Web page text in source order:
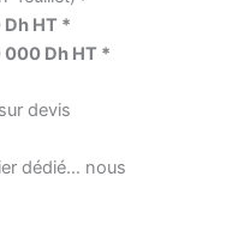
HT *
000 Dh HT *
devis
dédié… nous